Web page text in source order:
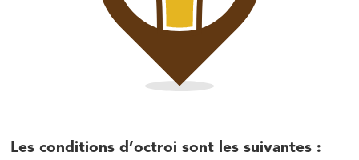
Les conditions d’octroi sont les suivantes :